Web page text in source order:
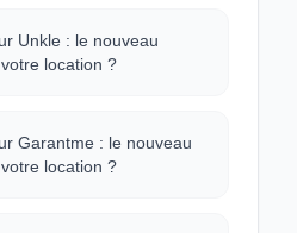
Unkle : le nouveau
location ?
Garantme : le nouveau
location ?